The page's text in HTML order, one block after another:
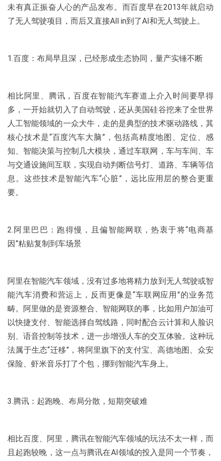
未有真正振奋人心的产品发布。而百度早在2013年就启动
了无人驾驶项目，而后又直接All in到了AI和无人驾驶上。
1.百度：布局早且深，已经形成生态协同，量产实锤不断
相比阿里、腾讯，百度在智能汽车赛道上介入时间要早得
多，一开始就切入了自动驾驶，还从美国硅谷挖来了全世界
人工智能领域的一众大牛，走的是典型的技术驱动路线，其
核心技术是“百度汽车大脑”，包括高精度地图、定位、感
知、智能决策与控制几大模块，通过车联网，车与车间、车
与交通设施间互联，实现自动判断信号灯、道路、车辆等信
息。这些技术是智能汽车“心脏”，远比应用层的整合更重
要。
2.阿里巴巴：跑得慢，且偏智能网联，热衷于将“电商基
因”粘贴复制到车场景
阿里在智能汽车领域，没有过多地将精力放到无人驾驶或智
能汽车消费和营运上，反而更像是“车联网应用”的业务范
畴。阿里做的是资源整合、智能网联的事，比如用户加油可
以快捷支付、智能选择自驾线路，同时配合云计算和人脸识
别、语音控制等技术，进一步增强人车的交互体验。这种玩
法属于生态“迁移”，将阿里旗下的支付宝、高德地图、众安
保险、虾米音乐打了个包，挪到智能汽车身上。
3.腾讯：起跑晚、布局分散，短期突破难
相比百度、阿里，腾讯在智能汽车领域的玩法不太一样，而
且起跑较晚，这一点与腾讯在AI领域的投入是同一个节奏，